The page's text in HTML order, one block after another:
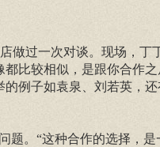
做过一次对谈。现场，丁
都比较相似，是跟你合作之
的例子如袁泉、刘若英，还
题。“这种合作的选择，是